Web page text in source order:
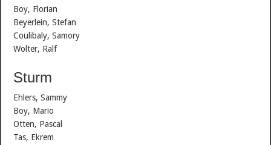
Boy, Florian
Beyerlein, Stefan
Coulibaly, Samory
Wolter, Ralf
Sturm
Ehlers, Sammy
Boy, Mario
Otten, Pascal
Tas, Ekrem